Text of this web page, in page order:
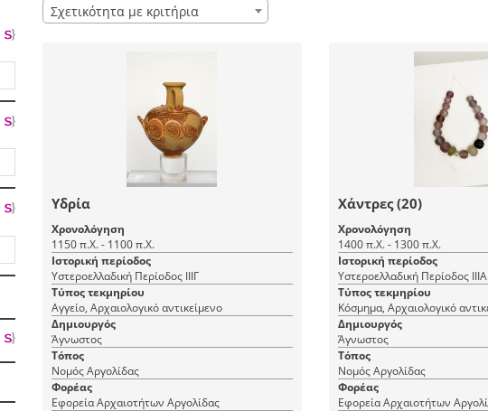
Σχετικότητα με κριτήρια
Υδρία
Χρονολόγηση
1150 π.Χ. - 1100 π.Χ.
Ιστορική περίοδος
Υστεροελλαδική Περίοδος ΙΙΙΓ
Τύπος τεκμηρίου
Αγγείο, Αρχαιολογικό αντικείμενο
Δημιουργός
Άγνωστος
Τόπος
Νομός Αργολίδας
Φορέας
Εφορεία Αρχαιοτήτων Αργολίδας
Χάντρες (20)
Χρονολόγηση
1400 π.Χ. - 1300 π.Χ.
Ιστορική περίοδος
Υστεροελλαδική Περίοδος ΙΙΙΑ
Τύπος τεκμηρίου
Κόσμημα, Αρχαιολογικό
Δημιουργός
Άγνωστος
Τόπος
Νομός Αργολίδας
Φορέας
Εφορεία Αρχαιοτήτων